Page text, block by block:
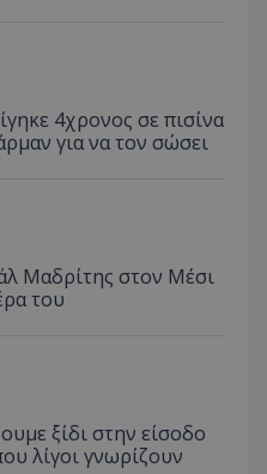
4χρονος σε πισίνα
για να τον σώσει
Μαδρίτης στον Μέσι
του
ξίδι στην είσοδο
λίγοι γνωρίζουν